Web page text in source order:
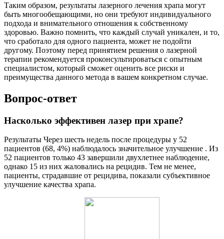
Таким образом, результаты лазерного лечения храпа могут
быть многообещающими, но они требуют индивидуального
подхода и внимательного отношения к собственному
здоровью. Важно помнить, что каждый случай уникален, и то,
что сработало для одного пациента, может не подойти
другому. Поэтому перед принятием решения о лазерной
терапии рекомендуется проконсультироваться с опытным
специалистом, который сможет оценить все риски и
преимущества данного метода в вашем конкретном случае.
Вопрос-ответ
Насколько эффективен лазер при храпе?
Результаты Через шесть недель после процедуры у 52
пациентов (68, 4%) наблюдалось значительное улучшение . Из
52 пациентов только 43 завершили двухлетнее наблюдение,
однако 15 из них жаловались на рецидив. Тем не менее,
пациенты, страдавшие от рецидива, показали субъективное
улучшение качества храпа.